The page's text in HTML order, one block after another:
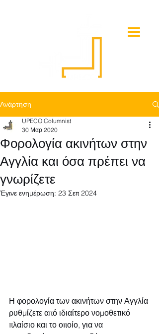
Ανάρτηση
Φορολογία ακινήτων στην
Αγγλία και όσα πρέπει να
γνωρίζετε
UPECO Columnist
30 Μαρ 2020
Έγινε ενημέρωση: 23 Σεπ 2024
Η φορολογία των ακινήτων στην Αγγλία
ρυθμίζετε από ιδιαίτερο νομοθετικό
πλαίσιο και το οποίο, για να